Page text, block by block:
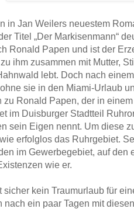
in Jan Weilers neuestem
Titel „Der Markisenmann“
Ronald Papen und ist der
ihm zusammen mit Mutter,
lebt. Doch nach
sie in den Miami-Urlaub
zu Ronald Papen, der in
im Duisburger Stadtteil
sein Eigen nennt. Um diese
erfolglos das Ruhrgebiet.
im Gewerbegebiet, auf den
wie er.
sicher kein Traumurlaub für
nach ein paar Tagen mit